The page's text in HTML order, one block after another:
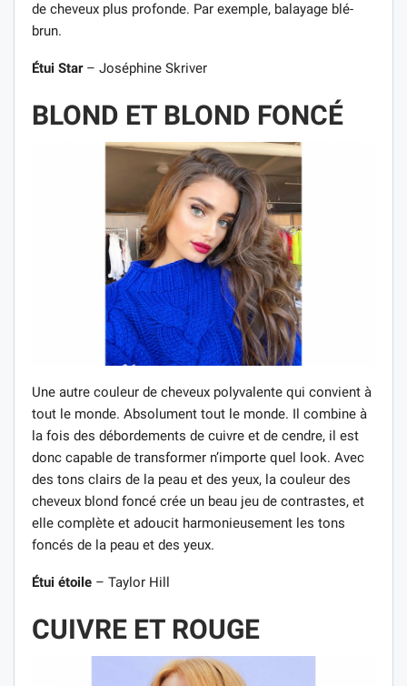
de cheveux plus profonde. Par exemple, balayage blé-
brun.
Étui Star– Joséphine Skriver
BLOND ET BLOND FONCÉ
Une autre couleur de cheveux polyvalente qui convient à
tout le monde. Absolument tout le monde. Il combine à
la fois des débordements de cuivre et de cendre, il est
donc capable de transformer n’importe quel look. Avec
des tons clairs de la peau et des yeux, la couleur des
cheveux blond foncé crée un beau jeu de contrastes, et
elle complète et adoucit harmonieusement les tons
foncés de la peau et des yeux.
Étui étoile – Taylor Hill
CUIVRE ET ROUGE